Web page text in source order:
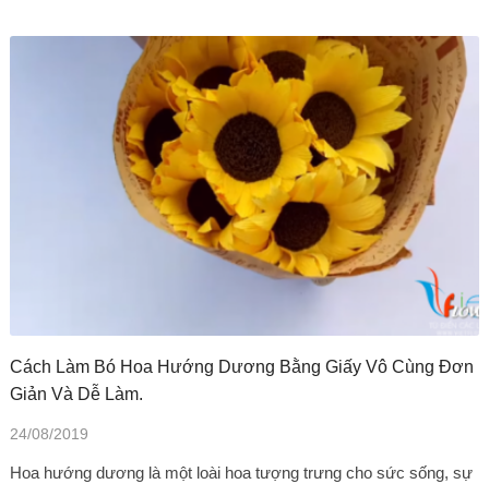
Cách Làm Bó Hoa Hướng Dương Bằng Giấy Vô Cùng Đơn
Giản Và Dễ Làm.
24/08/2019
Hoa hướng dương là một loài hoa tượng trưng cho sức sống, sự